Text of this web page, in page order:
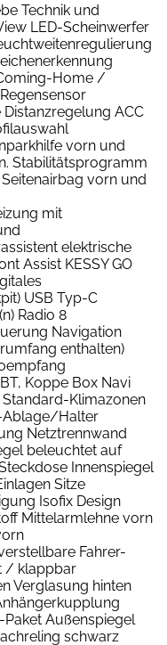
Technik und
LED-Scheinwerfer
Home /
ACC
vorn und
Stabilitätsprogramm
vorn und
mit
elektrische
Assist KESSY GO
USB Typ-C
Radio 8
Navigation
enthalten)
Koppe Box Navi
Klimazonen
Ablage/Halter
Netztrennwand
beleuchtet auf
Innenspiegel
Sitze
Isofix Design
Mittelarmlehne vorn
Fahrer-
/ klappbar
Verglasung hinten
Außenspiegel
schwarz